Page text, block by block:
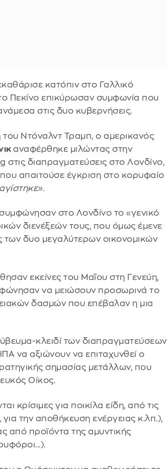
κατόπιν στο Γαλλικό
Πεκίνο επικύρωσαν συμφωνία που
στις δυο κυβερνήσεις.
του Ντόναλντ Τραμπ, ο αμερικανός
αναφέρθηκε μιλώντας στην
διαπραγματεύσεις στο Λονδίνο,
απαιτούσε έγκριση στο κορυφαίο
στο Λονδίνο το «γενικό
διενέξεών τους, που όμως έμενε
δυο μεγαλύτερων οικονομικών
εκείνες του Μαΐου στη Γενεύη,
να μειώσουν προσωρινά το
δασμών που επέβαλαν η μια
κλειδί των διαπραγματεύσεων
να αξιώνουν να επιταχυνθεί ο
σημασίας μετάλλων, που
Οίκος.
κρίσιμες για ποικίλα είδη, από τις
την αποθήκευση ενέργειας κ.λπ.),
από προϊόντα της αμυντικής